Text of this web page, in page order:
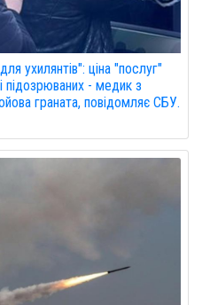
ухилянтів": ціна "послуг"
підозрюваних - медик з
граната, повідомляє СБУ.